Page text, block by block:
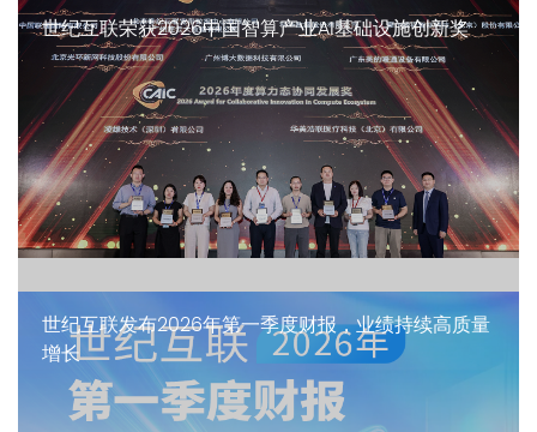
世纪互联荣获2026中国智算产业AI基础设施创新奖
世纪互联发布2026年第一季度财报，业绩持续高质量
增长